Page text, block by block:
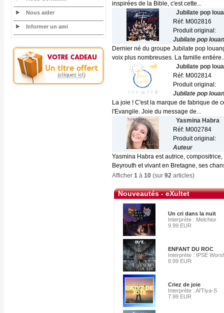
Nous aider
Informer un ami
inspirées de la Bible, c'est cette...
Jubilate pop
Réf: M002816
Produit original:
Jubilate pop
Dernier né du groupe Jubilate pop
voix plus nombreuses. La famille
Jubilate pop
Réf: M002814
Produit original:
Jubilate pop
La joie ! C'est la marque de fabrique de
l'Evangile. Joie du message de...
Yasmina Habra
Réf: M002784
Produit original:
Auteur
Yasmina Habra est autrice,
Beyrouth et vivant en Bretagne, ses
Afficher 1 à 10 (sur 92 articles)
Nouveautés - eXultet
Un cri dans la nuit
Interprète : Melchior
9.99 EUR
ENFANT DU ROC
Interprète : IPSE
8.99 EUR
Criez de joie
Interprète : Al'Tiya-S
7.99 EUR